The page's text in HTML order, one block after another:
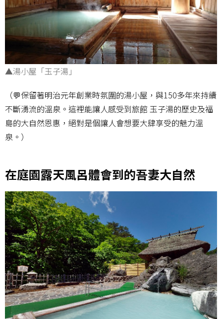
▲湯小屋「玉子湯」
（💬保留著明治元年創業時氛圍的湯小屋，與150多年來持續
不斷湧流的溫泉。這裡能讓人感受到旅館 玉子湯的歷史及福
島的大自然恩惠，絕對是個讓人會想要大肆享受的魅力溫
泉。）
在庭園露天風呂體會到的吾妻大自然